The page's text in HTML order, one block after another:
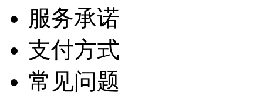
服务承诺
支付方式
常见问题